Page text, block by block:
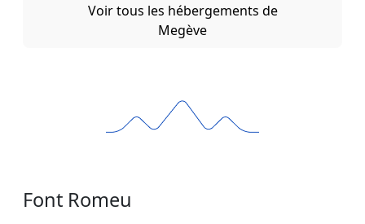
Voir tous les hébergements de
Megève
Font Romeu